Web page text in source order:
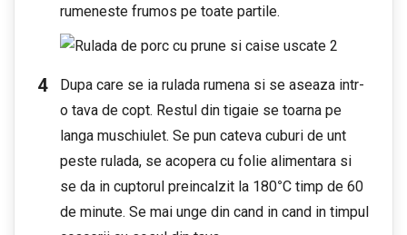
rumeneste frumos pe toate partile.
Dupa care se ia rulada rumena si se aseaza intr-
o tava de copt. Restul din tigaie se toarna pe
langa muschiulet. Se pun cateva cuburi de unt
peste rulada, se acopera cu folie alimentara si
se da in cuptorul preincalzit la 180°C timp de 60
de minute. Se mai unge din cand in cand in timpul